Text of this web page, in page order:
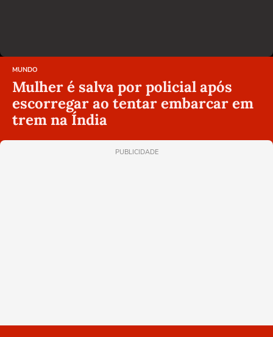
MUNDO
Mulher é salva por policial após
escorregar ao tentar embarcar em
trem na Índia
PUBLICIDADE